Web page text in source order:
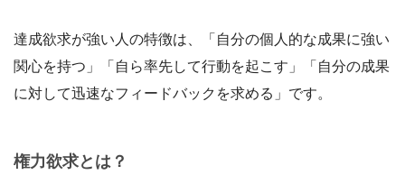
達成欲求が強い人の特徴は、「自分の個人的な成果に強い
関心を持つ」「自ら率先して行動を起こす」「自分の成果
に対して迅速なフィードバックを求める」です。
権力欲求とは？